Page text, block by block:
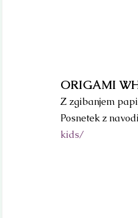
ORIGAMI
Z zgibanjem
Posnetek z
kids/